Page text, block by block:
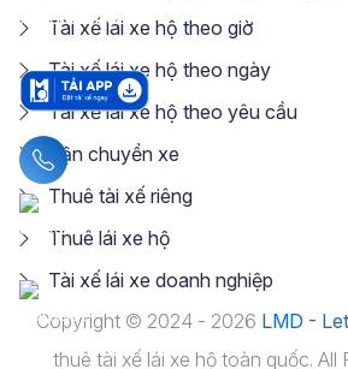
Tài xế lái xe hộ theo giờ
Tài xế lái xe hộ theo ngày
Tài xế lái xe hộ theo yêu cầu
Vận chuyển xe
Thuê tài xế riêng
Thuê lái xe hộ
Tài xế lái xe doanh nghiệp
Copyright © 2024 - 2026 LMD -
thuê tài xế lái xe hộ toàn quốc. All
Liên hệ hotline